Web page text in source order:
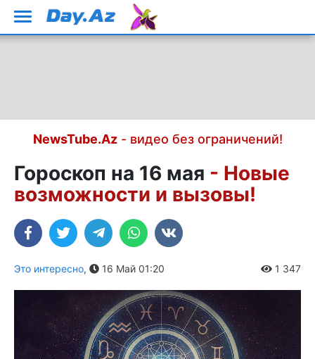
NewsTube.Az- видео без ограничений!
Гороскоп на 16 мая - Новые
возможности и вызовы!
Это интересно, 16 Май 01:20 1 347